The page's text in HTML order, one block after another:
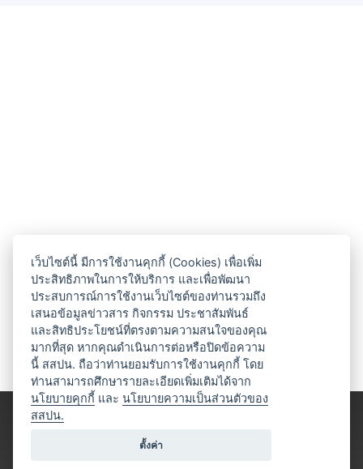
เว็บไซต์นี้ มีการใช้งานคุกกี้ (Cookies) เพื่อเพิ่ม
ประสิทธิภาพในการให้บริการ และเพื่อพัฒนา
ประสบการณ์การใช้งานเว็บไซต์ของท่านรวมถึง
เสนอข้อมูลข่าวสาร กิจกรรม ประชาสัมพันธ์
และสิทธิประโยชน์ที่ตรงตามความสนใจของคุณ
มากที่สุด หากคุณดำเนินการต่อหรือปิดข้อความ
นี้ สสปน. ถือว่าท่านยอมรับการใช้งานคุกกี้ โดย
ท่านสามารถศึกษารายละเอียดเพิ่มเติมได้จาก
นโยบายคุกกี้ และนโยบายความเป็นส่วนตัวของ
สสปน.
ตั้งค่า